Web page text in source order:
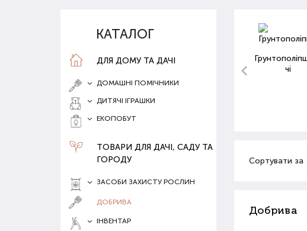
КАТАЛОГ
ДЛЯ ДОМУ ТА ДАЧІ
ДОМАШНІ ПОМІЧНИКИ
ДИТЯЧІ ІГРАШКИ
ЕКОПОБУТ
ТОВАРИ ДЛЯ ДАЧІ, САДУ ТА
ГОРОДУ
ЗАСОБИ ЗАХИСТУ РОСЛИН
ДОБРИВА
ІНВЕНТАР
чі
Сортувати за
Добрива